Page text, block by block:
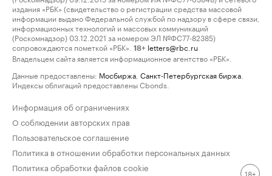
издания «РБК» (свидетельство о регистрации средства массовой
информации выдано Федеральной службой по надзору в сфере связи,
информационных технологий и массовых коммуникаций
(Роскомнадзор) 03.12.2021 за номером ЭЛ №ФС77-82385)
сопровождаются пометкой «РБК».
18+ letters@rbc.ru
Владельцем сайта является информационное агентство «РБК».
Данные предоставлены: Мосбиржа Санкт-Петербургская биржа
Индексы облигаций предоставлены Cbonds.
Информация об ограничениях
О соблюдении авторских прав
Пользовательское соглашение
Политика в отношении обработки персональных данных
Политика обработки файлов cookie
18+